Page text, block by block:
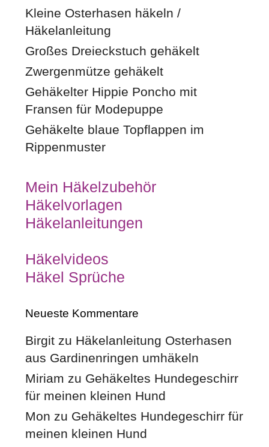
Kleine Osterhasen häkeln /
Häkelanleitung
Großes Dreieckstuch gehäkelt
Zwergenmütze gehäkelt
Gehäkelter Hippie Poncho mit
Fransen für Modepuppe
Gehäkelte blaue Topflappen im
Rippenmuster
Mein Häkelzubehör
Häkelvorlagen
Häkelanleitungen
Häkelvideos
Häkel Sprüche
Neueste Kommentare
Birgit zu Häkelanleitung Osterhasen
aus Gardinenringen umhäkeln
Miriam zu Gehäkeltes Hundegeschirr
für meinen kleinen Hund
Mon zu Gehäkeltes Hundegeschirr für
meinen kleinen Hund